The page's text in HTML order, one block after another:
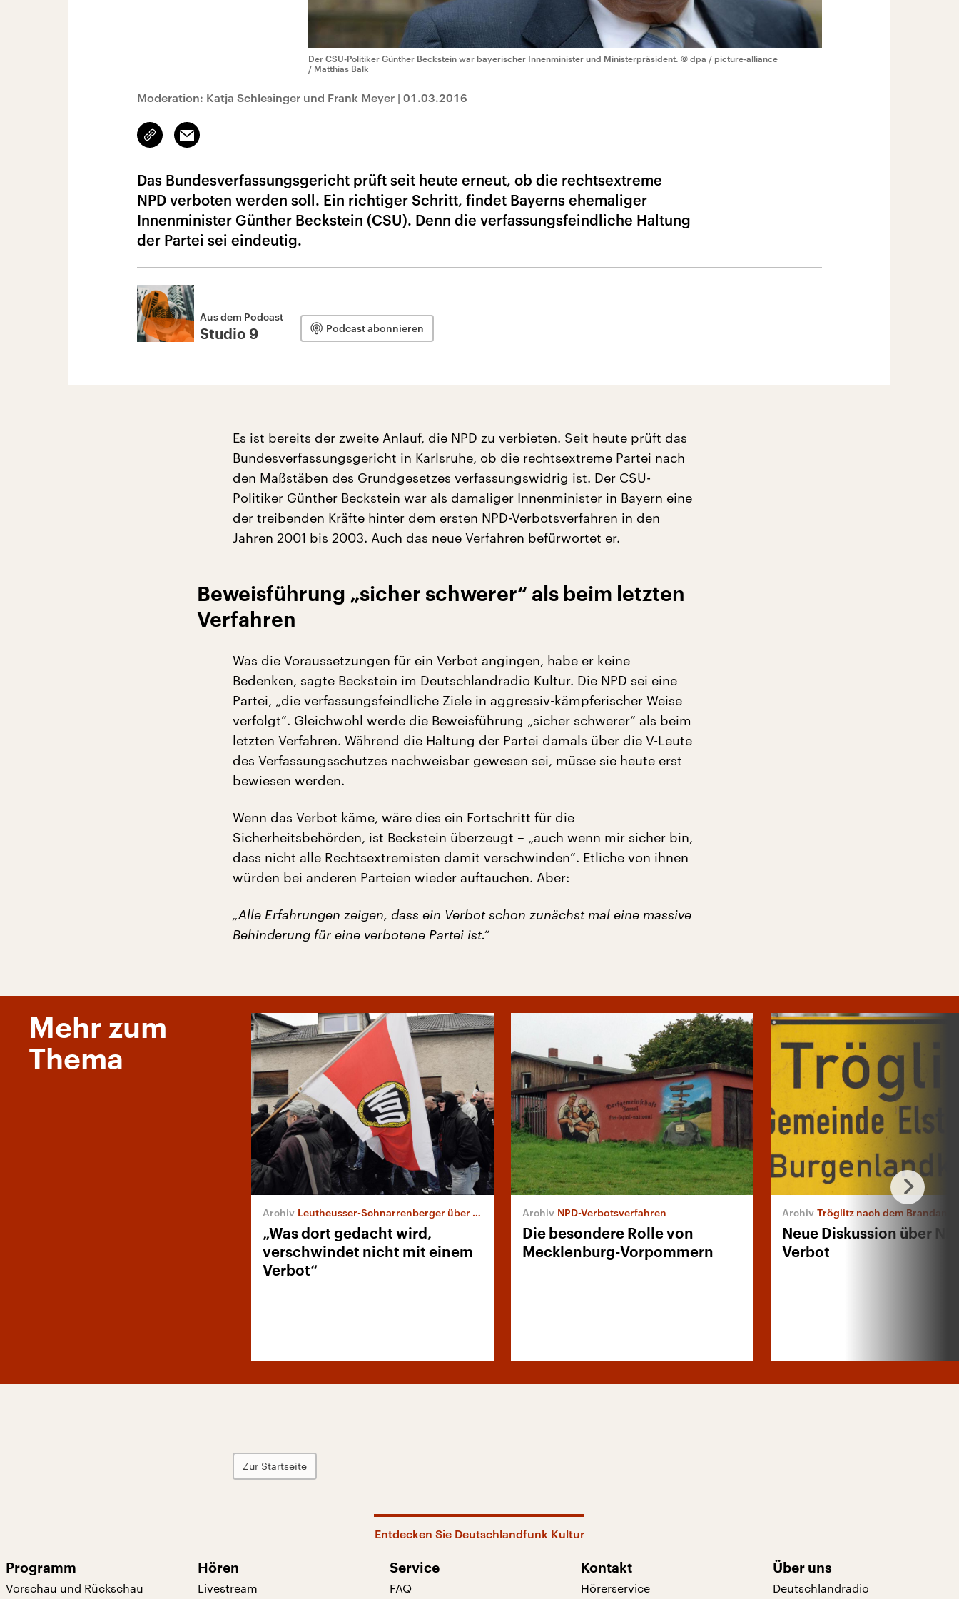
Der CSU-Politiker Günther Beckstein war bayerischer Innenminister und Ministerpräsident. © dpa / picture-alliance
/ Matthias Balk
Moderation: Katja Schlesinger und Frank Meyer | 01.03.2016
Link
kopieren/teilen
Email
Das Bundesverfassungsgericht prüft seit heute erneut, ob die rechtsextreme
NPD verboten werden soll. Ein richtiger Schritt, findet Bayerns ehemaliger
Innenminister Günther Beckstein (CSU). Denn die verfassungsfeindliche Haltung
der Partei sei eindeutig.
Aus dem Podcast
Studio 9 Podcast abonnieren
Es ist bereits der zweite Anlauf, die NPD zu verbieten. Seit heute prüft das
Bundesverfassungsgericht in Karlsruhe, ob die rechtsextreme Partei nach
den Maßstäben des Grundgesetzes verfassungswidrig ist. Der CSU-
Politiker Günther Beckstein war als damaliger Innenminister in Bayern eine
der treibenden Kräfte hinter dem ersten NPD-Verbotsverfahren in den
Jahren 2001 bis 2003. Auch das neue Verfahren befürwortet er.
Beweisführung „sicher schwerer“ als beim letzten
Verfahren
Was die Voraussetzungen für ein Verbot angingen, habe er keine
Bedenken, sagte Beckstein im Deutschlandradio Kultur. Die NPD sei eine
Partei, „die verfassungsfeindliche Ziele in aggressiv-kämpferischer Weise
verfolgt“. Gleichwohl werde die Beweisführung „sicher schwerer“ als beim
letzten Verfahren. Während die Haltung der Partei damals über die V-Leute
des Verfassungsschutzes nachweisbar gewesen sei, müsse sie heute erst
bewiesen werden.
Wenn das Verbot käme, wäre dies ein Fortschritt für die
Sicherheitsbehörden, ist Beckstein überzeugt – „auch wenn mir sicher bin,
dass nicht alle Rechtsextremisten damit verschwinden“. Etliche von ihnen
würden bei anderen Parteien wieder auftauchen. Aber:
„Alle Erfahrungen zeigen, dass ein Verbot schon zunächst mal eine massive
Behinderung für eine verbotene Partei ist.“
Mehr zum
Thema
Leutheusser-Schnarrenberger über NPD-Verfahren
„Was dort gedacht wird,
verschwindet nicht mit einem
Verbot“
NPD-Verbotsverfahren
Die besondere Rolle von
Mecklenburg-Vorpommern
Tröglitz nach dem
Neue Diskussion über
Verbot
Zur Startseite
Entdecken Sie Deutschlandfunk Kultur
Programm
Vorschau und Rückschau
Hören
Livestream
Service
FAQ
Kontakt
Hörerservice
Über uns
Deutschlandradio